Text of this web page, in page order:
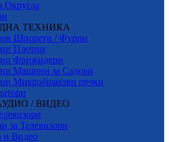
Округла
ТЕХНИКА
Шпорети / Фурни
Плотни
Фрижидери
Машини за Садови
Микробранови печки
/ ВИДЕО
за Телевизори
и Видео